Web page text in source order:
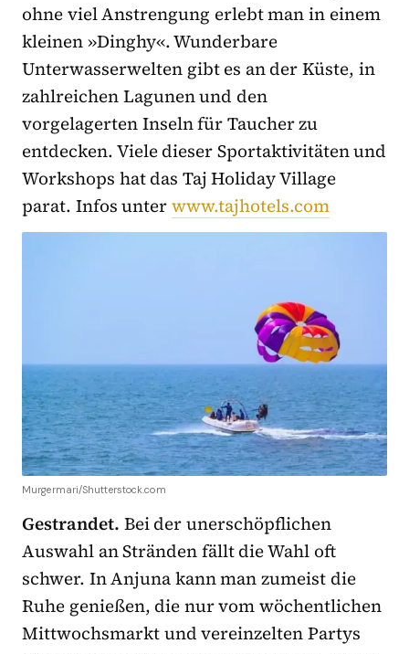
ohne viel Anstrengung erlebt man in einem
kleinen »Dinghy«. Wunderbare
Unterwasserwelten gibt es an der Küste, in
zahlreichen Lagunen und den
vorgelagerten Inseln für Taucher zu
entdecken. Viele dieser Sportaktivitäten und
Workshops hat das Taj Holiday Village
parat. Infos unterwww.tajhotels.com
Murgermari/Shutterstock.com
Gestrandet. Bei der unerschöpflichen
Auswahl an Stränden fällt die Wahl oft
schwer. In Anjuna kann man zumeist die
Ruhe genießen, die nur vom wöchentlichen
Mittwochsmarkt und vereinzelten Partys